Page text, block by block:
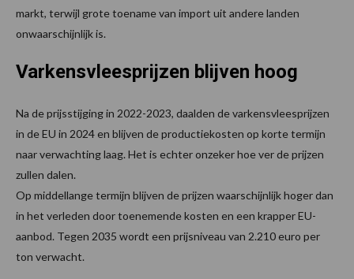
markt, terwijl grote toename van import uit andere landen
onwaarschijnlijk is.
Varkensvleesprijzen blijven hoog
Na de prijsstijging in 2022-2023, daalden de varkensvleesprijzen
in de EU in 2024 en blijven de productiekosten op korte termijn
naar verwachting laag. Het is echter onzeker hoe ver de prijzen
zullen dalen.
Op middellange termijn blijven de prijzen waarschijnlijk hoger dan
in het verleden door toenemende kosten en een krapper EU-
aanbod. Tegen 2035 wordt een prijsniveau van 2.210 euro per
ton verwacht.